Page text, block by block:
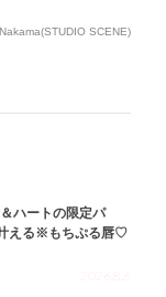
SCENE)
ハートの限定パ
える※もちぷる唇♡